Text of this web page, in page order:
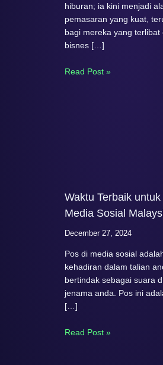
hiburan; ia kini menjadi
pemasaran yang kuat,
bagi mereka yang terlibat
bisnes […]
Read Post »
Waktu Terbaik
Media Sosial
December 27, 2024
Pos di media sosial
kehadiran dalam talian
bertindak sebagai suara
jenama anda. Pos ini
[…]
Read Post »